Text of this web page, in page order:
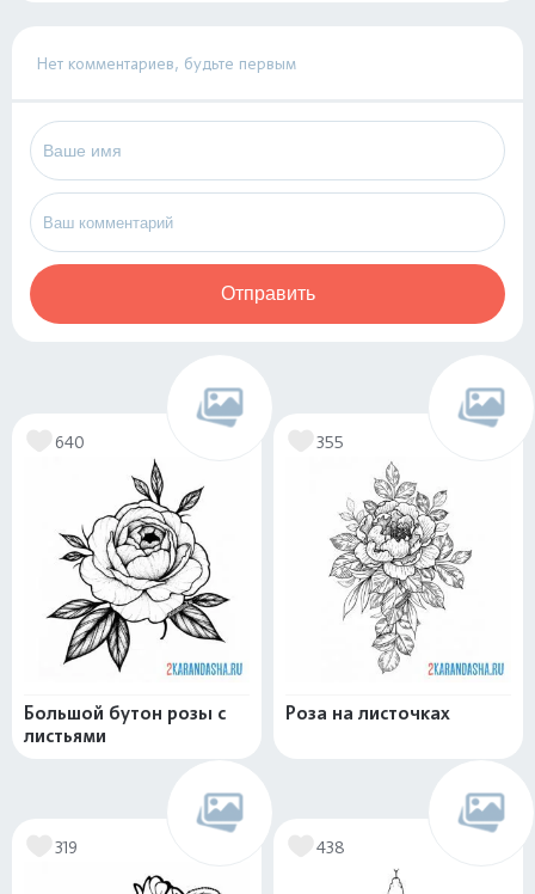
Нет комментариев, будьте первым
Отправить
640
Большой бутон розы с
листьями
355
Роза на листочках
319 438